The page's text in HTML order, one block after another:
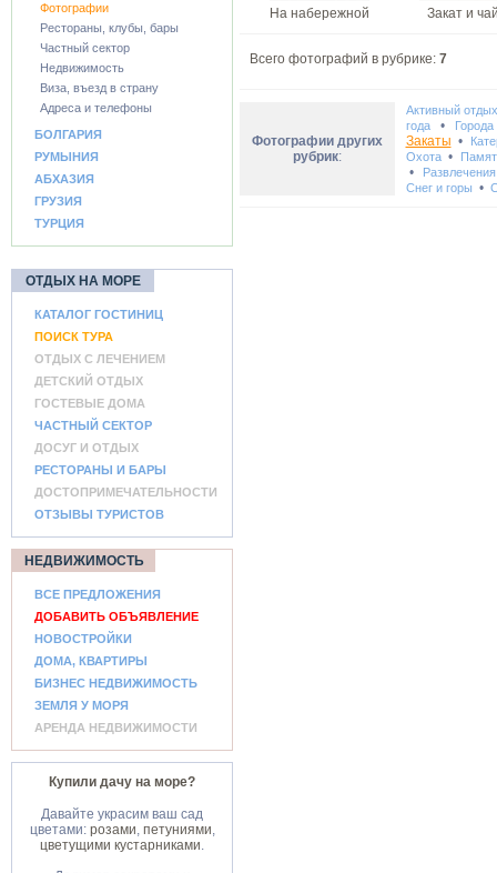
Фотографии
Рестораны, клубы, бары
Частный сектор
Недвижимость
Виза, въезд в страну
Адреса и телефоны
БОЛГАРИЯ
РУМЫНИЯ
АБХАЗИЯ
ГРУЗИЯ
ТУРЦИЯ
ОТДЫХ НА МОРЕ
КАТАЛОГ ГОСТИНИЦ
ПОИСК ТУРА
ОТДЫХ С ЛЕЧЕНИЕМ
ДЕТСКИЙ ОТДЫХ
ГОСТЕВЫЕ ДОМА
ЧАСТНЫЙ СЕКТОР
ДОСУГ И ОТДЫХ
РЕСТОРАНЫ И БАРЫ
ДОСТОПРИМЕЧАТЕЛЬНОСТИ
ОТЗЫВЫ ТУРИСТОВ
НЕДВИЖИМОСТЬ
ВСЕ ПРЕДЛОЖЕНИЯ
ДОБАВИТЬ ОБЪЯВЛЕНИЕ
НОВОСТРОЙКИ
ДОМА, КВАРТИРЫ
БИЗНЕС НЕДВИЖИМОСТЬ
ЗЕМЛЯ У МОРЯ
АРЕНДА НЕДВИЖИМОСТИ
Купили дачу на море?
Давайте украсим ваш сад
цветами: розами, петуниями,
цветущими кустарниками.
На набережной Закат и
Всего фотографий в рубрике: 7
Фотографии других
рубрик:
Активный отдых
года•
Закаты •
Охота•
• Развлечения
Снег и горы •